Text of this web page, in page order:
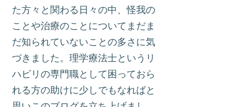
た方々と関わる日々の中、怪我の
ことや治療のことについてまだま
だ知られていないことの多さに気
づきました。理学療法士というリ
ハビリの専門職として困っておら
れる方の助けに少しでもなればと